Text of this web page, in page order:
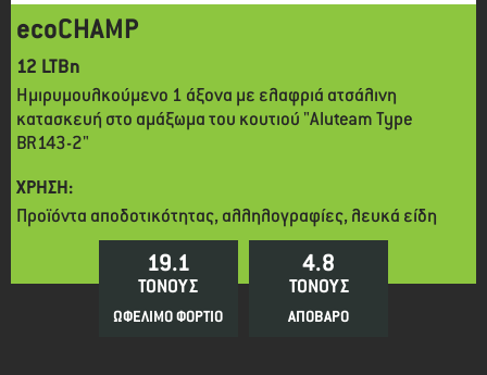
ecoCHAMP
12 LTBn
Ημιρυμουλκούμενο 1 άξονα με ελαφριά ατσάλινη
κατασκευή στο αμάξωμα του κουτιού "Aluteam Type
BR143-2"
ΧΡΗΣΗ:
Προϊόντα αποδοτικότητας, αλληλογραφίες, λευκά είδη
19.1
ΤΟΝΟΥΣ
ΩΦΕΛΙΜΟ ΦΟΡΤΙΟ
4.8
ΤΟΝΟΥΣ
ΑΠΟΒΑΡΟ